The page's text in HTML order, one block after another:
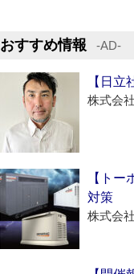
おすすめ情報 ‐AD‐
【日
株式会
【ト
対策
株式会